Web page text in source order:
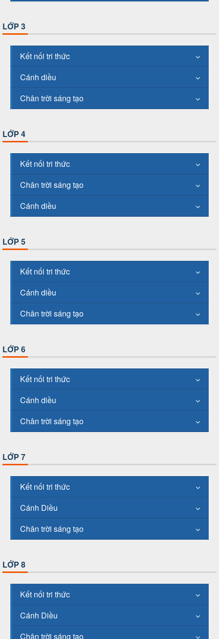
LỚP 3
Kết nối tri thức
Cánh diều
Chân trời sáng tạo
LỚP 4
Kết nối tri thức
Chân trời sáng tạo
Cánh diều
LỚP 5
Kết nối tri thức
Cánh diều
Chân trời sáng tạo
LỚP 6
Kết nối tri thức
Cánh diều
Chân trời sáng tạo
LỚP 7
Kết nối tri thức
Cánh Diều
Chân trời sáng tạo
LỚP 8
Kết nối tri thức
Cánh Diều
Chân trời sáng tạo